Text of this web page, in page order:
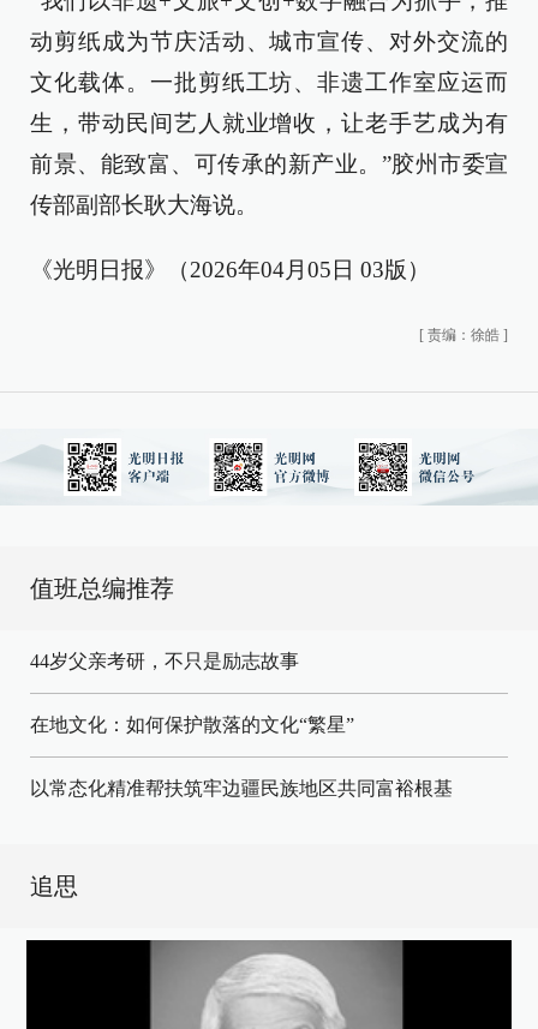
动剪纸成为节庆活动、城市宣传、对外交流的
文化载体。一批剪纸工坊、非遗工作室应运而
生，带动民间艺人就业增收，让老手艺成为有
前景、能致富、可传承的新产业。”胶州市委宣
传部副部长耿大海说。
《光明日报》（2026年04月05日 03版）
[ 责编：徐皓 ]
值班总编推荐
44岁父亲考研，不只是励志故事
在地文化：如何保护散落的文化“繁星”
以常态化精准帮扶筑牢边疆民族地区共同富裕根基
追思